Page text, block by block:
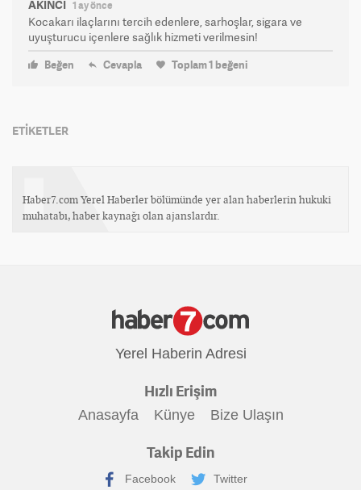
AKINCI 1 ay önce
Kocakarı ilaçlarını tercih edenlere, sarhoşlar, sigara ve
uyuşturucu içenlere sağlık hizmeti verilmesin!
Beğen Cevapla Toplam1 beğeni
ETİKETLER
Haber7.com Yerel Haberler bölümünde yer alan haberlerin hukuki
muhatabı, haber kaynağı olan ajanslardır.
Yerel Haberin Adresi
Hızlı Erişim
Anasayfa Künye Bize Ulaşın
Takip Edin
Facebook Twitter